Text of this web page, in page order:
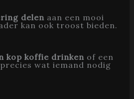
delenaan een mooi
kan ook troost bieden.
kop koffie drinkenof een
wat iemand nodig